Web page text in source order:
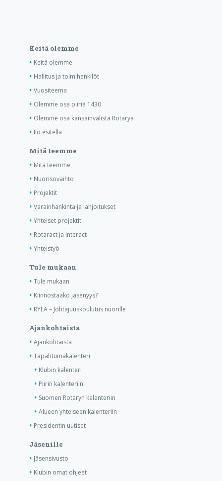
Keitä olemme
Keitä olemme
Hallitus ja toimihenkilöt
Vuositeema
Olemme osa piiriä 1430
Olemme osa kansainvälistä Rotarya
Ilo esitellä
Mitä teemme
Mitä teemme
Nuorisovaihto
Projektit
Varainhankinta ja lahjoitukset
Yhteiset projektit
Rotaract ja Interact
Yhteistyö
Tule mukaan
Tule mukaan
Kiinnostaako jäsenyys?
RYLA – Johtajuuskoulutus nuorille
Ajankohtaista
Ajankohtaista
Tapahtumakalenteri
Klubin kalenteri
Piirin kalenteriin
Suomen Rotaryn kalenteriin
Alueen yhteiseen kalenteriin
Presidentin uutiset
Jäsenille
Jäsensivusto
Klubin omat ohjeet